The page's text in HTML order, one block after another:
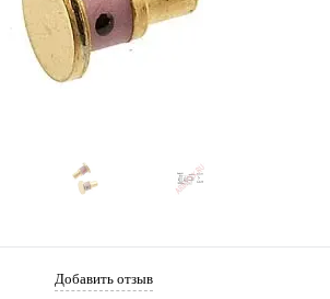
Добавить отзыв